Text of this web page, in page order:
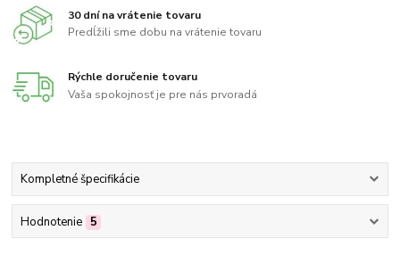
30 dní na vrátenie tovaru
Predĺžili sme dobu na vrátenie tovaru
Rýchle doručenie tovaru
Vaša spokojnosť je pre nás prvoradá
Kompletné špecifikácie
Hodnotenie 5